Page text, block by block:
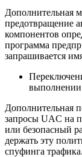
Дополнительная
предотвращение
компонентов
программа
запрашивается
выполнении
Дополнительная
запросы UAC на
или безопасный
держать эту
спуфинга трафика.